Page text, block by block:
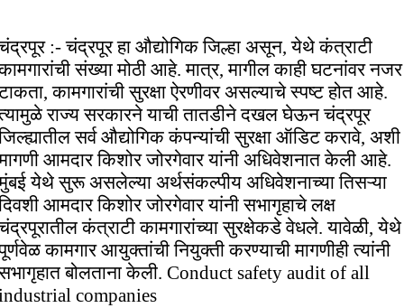
:- चंद्रपूर हा औद्योगिक जिल्हा असून, येथे कंत्राटी
संख्या मोठी आहे. मात्र, मागील काही घटनांवर नजर
कामगारांची सुरक्षा ऐरणीवर असल्याचे स्पष्ट होत आहे.
राज्य सरकारने याची तातडीने दखल घेऊन चंद्रपूर
सर्व औद्योगिक कंपन्यांची सुरक्षा ऑडिट करावे, अशी
आमदार किशोर जोरगेवार यांनी अधिवेशनात केली आहे.
येथे सुरू असलेल्या अर्थसंकल्पीय अधिवेशनाच्या तिसऱ्या
आमदार किशोर जोरगेवार यांनी सभागृहाचे लक्ष
कंत्राटी कामगारांच्या सुरक्षेकडे वेधले. यावेळी, येथे
कामगार आयुक्तांची नियुक्ती करण्याची मागणीही त्यांनी
बोलताना केली. Conduct safety audit of all
companies